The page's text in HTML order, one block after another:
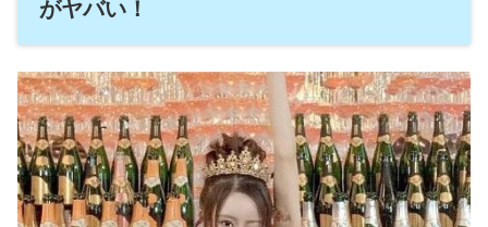
がヤバい！